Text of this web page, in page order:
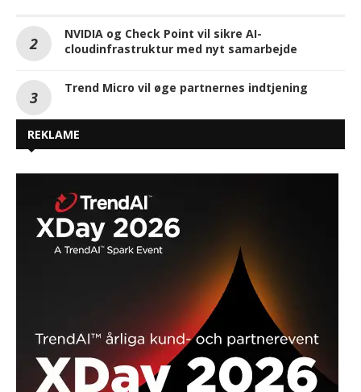
NVIDIA og Check Point vil sikre AI-
cloudinfrastruktur med nyt samarbejde
Trend Micro vil øge partnernes indtjening
REKLAME